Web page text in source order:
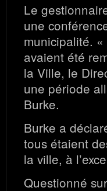
Le
une
municipalité.
avaient été
la Ville, le
une période
Burke.
Burke a
tous étaient
la ville, à
Questionné